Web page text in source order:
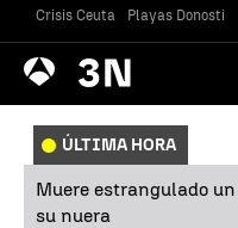
Crisis Ceuta Playas Donosti
Antena
3 Noticias
ÚLTIMA HORA
Muere estrangulado
su nuera